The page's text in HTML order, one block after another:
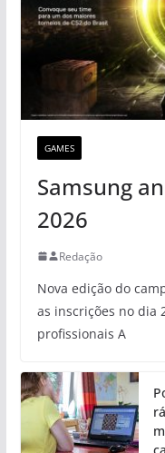
GAMES
Samsung
2026
Redação
Nova edição do
as inscrições no dia
profissionais A